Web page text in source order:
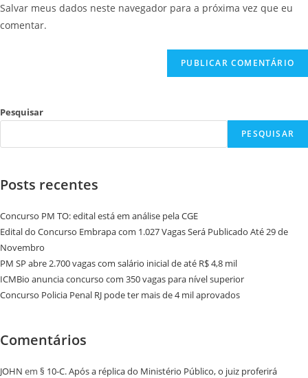
Salvar meus dados neste navegador para a próxima vez que eu
comentar.
Pesquisar
PESQUISAR
Posts recentes
Concurso PM TO: edital está em análise pela CGE
Edital do Concurso Embrapa com 1.027 Vagas Será Publicado Até 29 de
Novembro
PM SP abre 2.700 vagas com salário inicial de até R$ 4,8 mil
ICMBio anuncia concurso com 350 vagas para nível superior
Concurso Policia Penal RJ pode ter mais de 4 mil aprovados
Comentários
JOHN em § 10-C. Após a réplica do Ministério Público, o juiz proferirá